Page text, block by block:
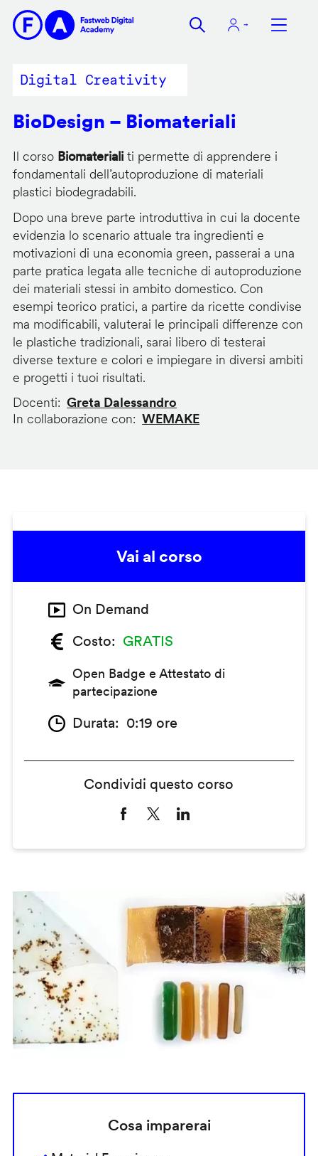
contenuto
Digital Creativity
BioDesign – Biomateriali
Il corso Biomaterialiti permette di apprendere i
fondamentali dell’autoproduzione di materiali
plastici biodegradabili.
Dopo una breve parte introduttiva in cui la docente
evidenzia lo scenario attuale tra ingredienti e
motivazioni di una economia green, passerai a una
parte pratica legata alle tecniche di autoproduzione
dei materiali stessi in ambito domestico. Con
esempi teorico pratici, a partire da ricette condivise
ma modificabili, valuterai le principali differenze con
le plastiche tradizionali, sarai libero di testerai
diverse texture e colori e impiegare in diversi ambiti
e progetti i tuoi risultati.
Docenti
Greta Dalessandro
In collaborazione con
WEMAKE
Vai al corso
On Demand
Costo
GRATIS
Open Badge e Attestato di
partecipazione
Durata 0:19 ore
Condividi questo corso
Cosa imparerai